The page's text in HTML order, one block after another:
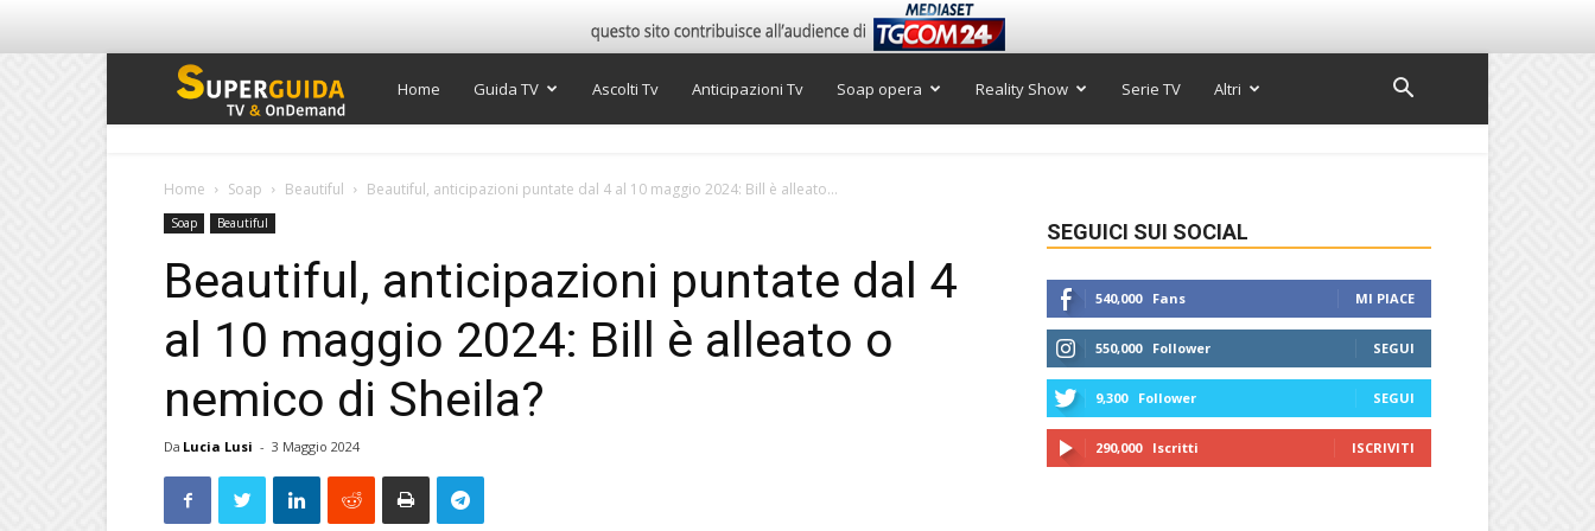
Super
Home Guida TV Ascolti Tv Anticipazioni Tv Soap opera Reality Show Serie TV Altri
Home Soap Beautiful Beautiful, anticipazioni puntate dal 4 al 10 maggio 2024: Bill è alleato...
Soap Beautiful
Beautiful, anticipazioni puntate dal 4
al 10 maggio 2024: Bill è alleato o
nemico di Sheila?
Da Lucia Lusi - 3 Maggio 2024
SEGUICI SUI SOCIAL
540,000 Fans MI PIACE
550,000 Follower SEGUI
9,300 Follower SEGUI
290,000 Iscritti ISCRIVITI